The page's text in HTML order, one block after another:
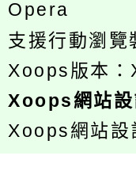
Opera
支援行動瀏覽
Xoops版本：
Xoops網站
Xoops網站設